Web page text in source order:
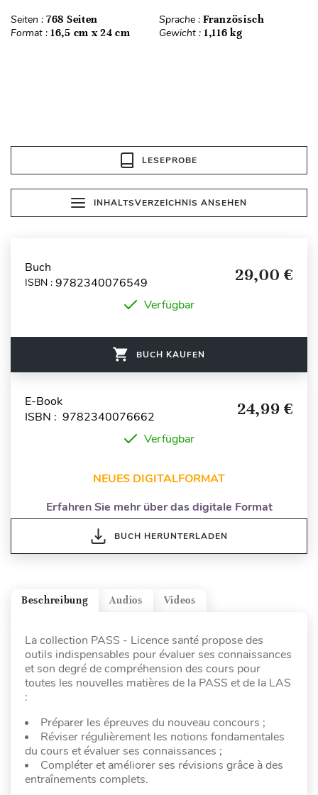
Seiten : 768 Seiten Sprache : Französisch
Format : 16,5 cm x 24 cm Gewicht : 1,116 kg
LESEPROBE
INHALTSVERZEICHNIS ANSEHEN
Buch
ISBN : 9782340076549 29,00 €
Verfügbar
BUCH KAUFEN
E-Book
ISBN : 9782340076662
24,99 €
Verfügbar
NEUES DIGITALFORMAT
Erfahren Sie mehr über das digitale Format
BUCH HERUNTERLADEN
Videos
Audios
Beschreibung
La collection PASS - Licence santé propose des
outils indispensables pour évaluer ses connaissances
et son degré de compréhension des cours pour
toutes les nouvelles matières de la PASS et de la LAS
:
Préparer les épreuves du nouveau concours ;
Réviser régulièrement les notions fondamentales
du cours et évaluer ses connaissances ;
Compléter et améliorer ses révisions grâce à des
entraînements complets.